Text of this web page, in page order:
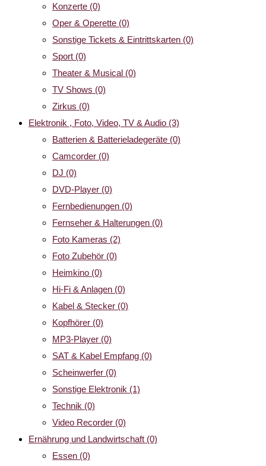
Konzerte (0)
Oper & Operette (0)
Sonstige Tickets & Eintrittskarten (0)
Sport (0)
Theater & Musical (0)
TV Shows (0)
Zirkus (0)
Elektronik , Foto, Video, TV & Audio (3)
Batterien & Batterieladegeräte (0)
Camcorder (0)
DJ (0)
DVD-Player (0)
Fernbedienungen (0)
Fernseher & Halterungen (0)
Foto Kameras (2)
Foto Zubehör (0)
Heimkino (0)
Hi-Fi & Anlagen (0)
Kabel & Stecker (0)
Kopfhörer (0)
MP3-Player (0)
SAT & Kabel Empfang (0)
Scheinwerfer (0)
Sonstige Elektronik (1)
Technik (0)
Video Recorder (0)
Ernährung und Landwirtschaft (0)
Essen (0)